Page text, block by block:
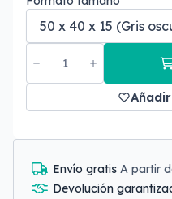
Envío gratis A partir
Devolución